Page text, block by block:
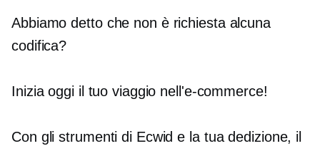
Abbiamo detto che non è richiesta alcuna
codifica?
Inizia oggi il tuo viaggio nell'e-commerce!
Con gli strumenti di Ecwid e la tua dedizione, il